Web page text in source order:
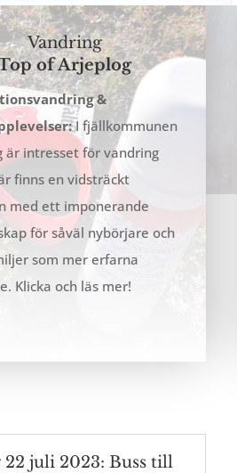
Vandring
of Arjeplog
&
I fjällkommunen
är intresset för vandring
finns en vidsträckt
med ett imponerande
för såväl nybörjare och
som mer erfarna
Klicka och läs mer!
juli 2023: Buss till